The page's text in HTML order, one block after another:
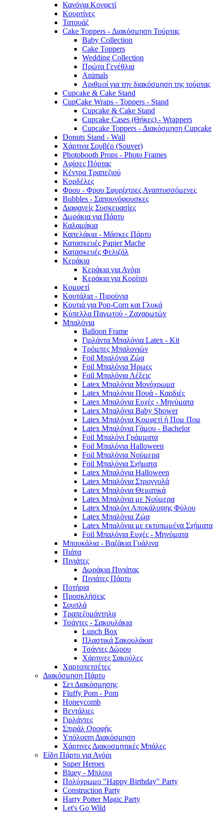
Κανόνια Κονφετί
Κουρτίνες
Τατουάζ
Cake Toppers - Διακόσμηση Τούρτας
Baby Collection
Cake Toppers
Wedding Collection
Πρώτα Γενέθλια
Animals
Αριθμοί για την διακόσμηση της τούρτας
Cupcake & Cake Stand
CupCake Wraps - Toppers - Stand
Cupcake & Cake Stand
Cupcake Cases (Θήκες) - Wrappers
Cupcake Toppers - Διακόσμηση Cupcake
Donuts Stand - Wall
Χάρτινα Σουβέρ (Souver)
Photobooth Props - Photo Frames
Αφίσες Πόρτας
Κέντρα Τραπεζιού
Κορδέλες
Φρου - Φρου Σφυρίχτρες Αναπτυσσόμενες
Bubbles - Σαπουνόφουσκες
Διαφανείς Συσκευασίες
Δωράκια για Πάρτυ
Καλαμάκια
Καπελάκια - Μάσκες Πάρτυ
Κατασκευές Papier Mache
Κατασκευές Φελιζόλ
Κεράκια
Κεράκια για Αγόρι
Κεράκια για Κορίτσι
Κομφετί
Κουτάλια - Πιρούνια
Κουτιά για Pop-Corn και Γλυκά
Κύπελλα Παγωτού - Ζαχαρωτών
Μπαλόνια
Balloon Frame
Γιρλάντα Μπαλόνια Latex - Kit
Τρόμπες Μπαλονιών
Foil Μπαλόνια Ζώα
Foil Μπαλόνια Ήρωες
Foil Μπαλόνια Λέξεις
Latex Μπαλόνια Μονόχρωμα
Latex Μπαλόνια Πουά - Καρδιές
Latex Μπαλόνια Ευχές - Μηνύματα
Latex Μπαλόνια Baby Shower
Latex Μπαλόνια Κομφετί ή Πομ Πομ
Latex Μπαλόνια Γάμου - Bachelor
Foil Μπαλόνι Γράμματα
Foil Μπαλόνια Halloween
Foil Μπαλόνια Νούμερα
Foil Μπαλόνια Σχήματα
Latex Μπαλόνια Halloween
Latex Μπαλόνια Στρογγυλά
Latex Μπαλόνια Θεματικά
Latex Μπαλόνια με Νούμερα
Latex Μπαλόνι Αποκάλυψης Φύλου
Latex Μπαλόνια Ζώα
Latex Μπαλόνια με εκτυπωμένα Σχήματα
Foil Μπαλόνια Ευχές - Μηνύματα
Μπουκάλια - Βαζάκια Γυάλινα
Πιάτα
Πινιάτες
Δωράκια Πινιάτας
Πινιάτες Πάρτυ
Ποτήρια
Προσκλήσεις
Σουπλά
Τραπεζομάντηλα
Τσάντες - Σακουλάκια
Lunch Box
Πλαστικά Σακουλάκια
Τσάντες Δώρου
Χάρτινες Σακούλες
Χαρτοπετσέτες
Διακόσμηση Πάρτυ
Σετ Διακόσμησης
Fluffy Pom - Pom
Honeycomb
Βεντάλιες
Γιρλάντες
Σπιράλ Οροφής
Υπόλοιπη Διακόσμηση
Χάρτινες Διακοσμητικές Μπάλες
Είδη Πάρτυ για Αγόρι
Super Heroes
Bluey - Μπλουι
Πολύχρωμο "Happy Birthday" Party
Construction Party
Harry Potter Magic Party
Let's Go Wild